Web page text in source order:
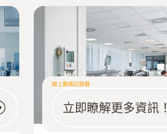
線上數據記錄器
立即瞭解更多資訊！